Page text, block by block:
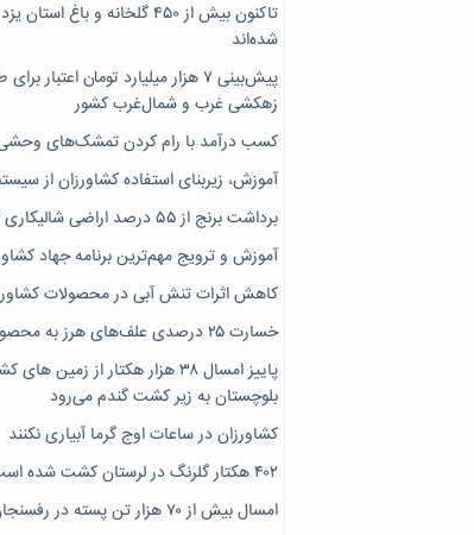
تاکنون بیش از ۴۵۰ گلخانه و باغ
شده‌اند
پیش‌بینی ۷‌ هزار میلیارد تومان اعتبار
زهکشی غرب و شمال‌غرب کشور
کسب درآمد با رام کردن تمشک‌های
آموزش، زیربنای استفاده کشاورزان از
برداشت برنج از ۵۵ درصد اراضی شالیکاری گیلان
آموزش و ترویج مهم‌ترین برنامه جهاد
کاهش اثرات تنش آبی در محصولات
خسارت ۲۵ درصدی علف‌های هرز به محصولات کشاورزی
پاییز امسال ۳۸ هزار هکتار از
بلوچستان به زیر کشت گندم می‌رود
کشاورزان در ساعات اوج گرما آبیاری نکنند
۴۰۲ هکتار گلرنگ در لرستان کشت شده است
امسال بیش از ۷۰ هزار تن پسته در رفسنجان برداشت می‌شود